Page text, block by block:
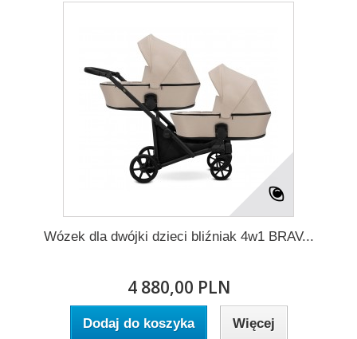
Wózek dla dwójki dzieci bliźniak 4w1 BRAV...
4 880,00 PLN
Dodaj do koszyka Więcej